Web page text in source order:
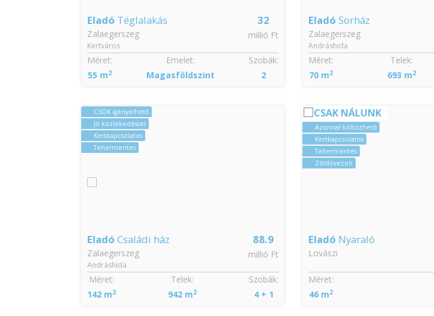
32
millió Ft
EladóTéglalakás
Zalaegerszeg
Kertváros
Szobák:
2
Méret:
55 m2
Emelet:
Magasföldszint
CSOK igényelhető
Jó közlekedéssel
Kertkapcsolatos
Tehermentes
88.9
millió Ft
EladóCsaládi ház
Zalaegerszeg
Andráshida
Szobák:
4 + 1
Méret:
142 m2
Telek:
942 m2
EladóSorház
Zalaegerszeg
Andráshida
Méret:
70 m2
Telek:
693 m2
CSAK NÁLUNK
Azonnal költözhető
Kertkapcsolatos
Tehermentes
Zöldövezeti
EladóNyaraló
Lovászi
Méret:
46 m2